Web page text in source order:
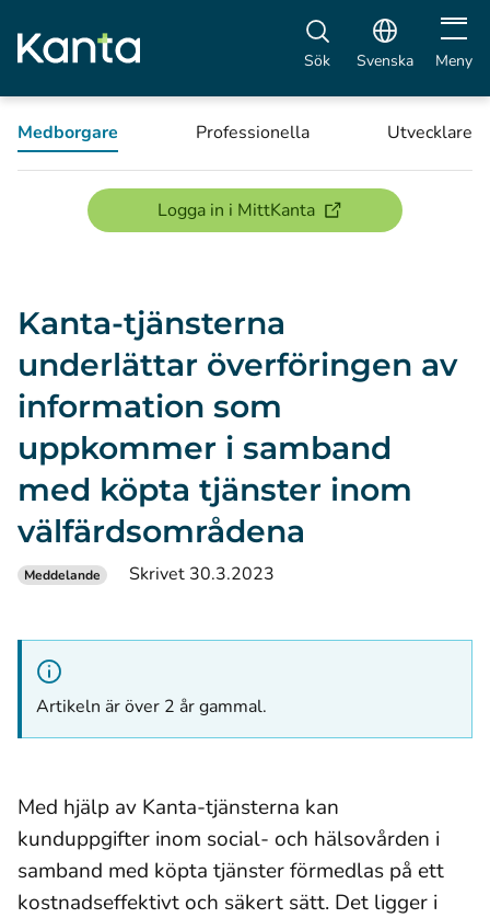
Sök Svenska Öppna
Meny
Medborgare Professionella Utvecklare
Logga in i MittKanta(öppnas i ett nytt
Kanta-tjänsterna
underlättar överföringen av
information som
uppkommer i samband
med köpta tjänster inom
välfärdsområdena
Meddelande Skrivet 30.3.2023
Artikeln är över 2 år gammal.
Med hjälp av Kanta-tjänsterna kan
kunduppgifter inom social- och hälsovården i
samband med köpta tjänster förmedlas på ett
kostnadseffektivt och säkert sätt. Det ligger i